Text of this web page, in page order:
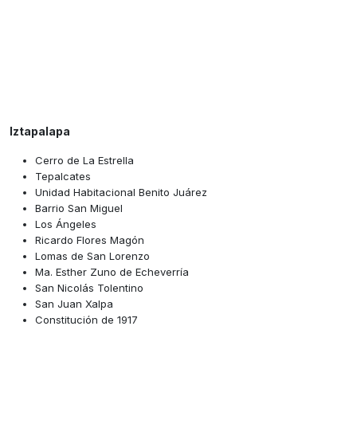
Iztapalapa
Cerro de La Estrella
Tepalcates
Unidad Habitacional Benito Juárez
Barrio San Miguel
Los Ángeles
Ricardo Flores Magón
Lomas de San Lorenzo
Ma. Esther Zuno de Echeverría
San Nicolás Tolentino
San Juan Xalpa
Constitución de 1917